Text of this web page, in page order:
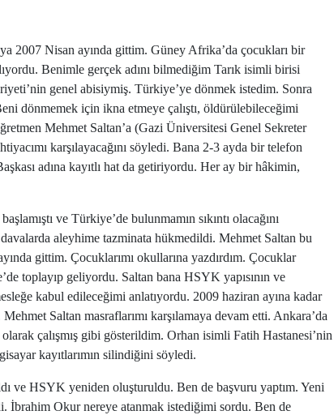
2007 Nisan ayında gittim. Güney Afrika’da çocukları bir
Benimle gerçek adını bilmediğim Tarık isimli birisi
genel abisiymiş. Türkiye’ye dönmek istedim. Sonra
dönmemek için ikna etmeye çalıştı, öldürülebileceğimi
Mehmet Saltan’a (Gazi Üniversitesi Genel Sekreter
karşılayacağını söyledi. Bana 2-3 ayda bir telefon
adına kayıtlı hat da getiriyordu. Her ay bir hâkimin,
ve Türkiye’de bulunmamın sıkıntı olacağını
aleyhime tazminata hükmedildi. Mehmet Saltan bu
gittim. Çocuklarımı okullarına yazdırdım. Çocuklar
toplayıp geliyordu. Saltan bana HSYK yapısının ve
kabul edileceğimi anlatıyordu. 2009 haziran ayına kadar
Saltan masraflarımı karşılamaya devam etti. Ankara’da
çalışmış gibi gösterildim. Orhan isimli Fatih Hastanesi’nin
kayıtlarımın silindiğini söyledi.
ve HSYK yeniden oluşturuldu. Ben de başvuru yaptım. Yeni
İbrahim Okur nereye atanmak istediğimi sordu. Ben de